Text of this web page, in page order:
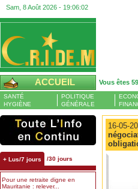
Sam, 8 Août 2026 - 19:06:02
ACCUEIL Vous êtes
SANTÉ
HYGIÈNE
POLITIQUE
GÉNÉRALE
+ Lus/7 jours /30 jours
Pour une retraite digne en
Mauritanie : relever...
16-05-